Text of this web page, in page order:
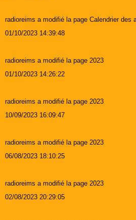
radioreims a modifié la page Calendrier des
01/10/2023 14:39:48
radioreims a modifié la page 2023
01/10/2023 14:26:22
radioreims a modifié la page 2023
10/09/2023 16:09:47
radioreims a modifié la page 2023
06/08/2023 18:10:25
radioreims a modifié la page 2023
02/08/2023 20:29:05